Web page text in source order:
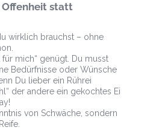
Offenheit statt
wirklich brauchst – ohne
für mich“ genügt. Du musst
Bedürfnisse oder Wünsche
Du lieber ein Rührei
der andere ein gekochtes Ei
von Schwäche, sondern